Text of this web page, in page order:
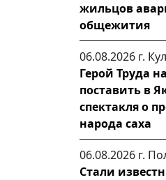
жильцов
общежития
06.08.2026 г.
Герой Труда
поставить в
спектакля о
народа саха
06.08.2026 г.
Стали